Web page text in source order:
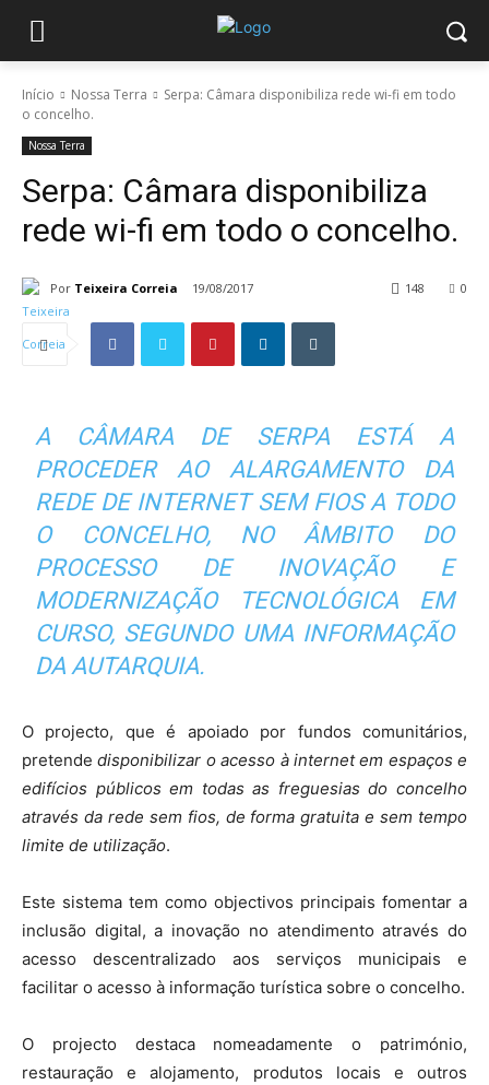
Início Nossa Terra
Serpa: Câmara disponibiliza rede wi-fi em todo
o concelho.
Nossa Terra
Serpa: Câmara disponibiliza
rede wi-fi em todo o concelho.
Por Teixeira Correia 19/08/2017 0
148
A CÂMARA DE SERPA ESTÁ A
PROCEDER AO ALARGAMENTO DA
REDE DE INTERNET SEM FIOS A TODO
O CONCELHO, NO ÂMBITO DO
PROCESSO DE INOVAÇÃO E
MODERNIZAÇÃO TECNOLÓGICA EM
CURSO, SEGUNDO UMA INFORMAÇÃO
DA AUTARQUIA.
O projecto, que é apoiado por fundos comunitários,
pretendedisponibilizar o acesso à internet em espaços e
edifícios públicos em todas as freguesias do concelho
através da rede sem fios, de forma gratuita e sem tempo
limite de utilização.
Este sistema tem como objectivos principais fomentar a
inclusão digital, a inovação no atendimento através do
acesso descentralizado aos serviços municipais e
facilitar o acesso à informação turística sobre o concelho.
O projecto destaca nomeadamente o património,
restauração e alojamento, produtos locais e outros